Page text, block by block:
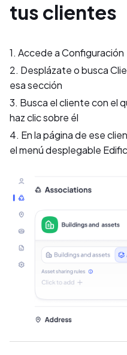
tus clientes
1. Accede a Configuración
2. Desplázate o busca
esa sección
3. Busca el cliente con el
haz clic sobre él
4. En la página de ese
el menú desplegable